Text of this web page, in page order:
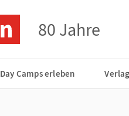
80 Jahre
Day Camps erleben